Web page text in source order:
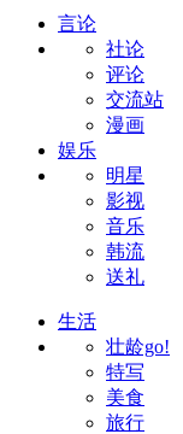
言论
社论
评论
交流站
漫画
娱乐
明星
影视
音乐
韩流
送礼
生活
壮龄go!
特写
美食
旅行